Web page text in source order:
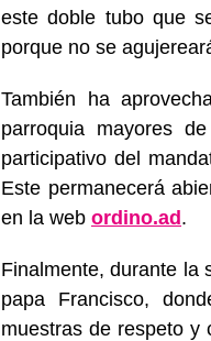
este doble tubo que
porque no se
También ha
parroquia mayores
participativo del
Este permanecerá
en la web ordino.ad.
Finalmente, durante la
papa Francisco,
muestras de respeto y